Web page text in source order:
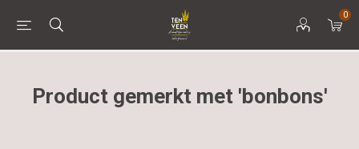
0
Product gemerkt met 'bonbons'